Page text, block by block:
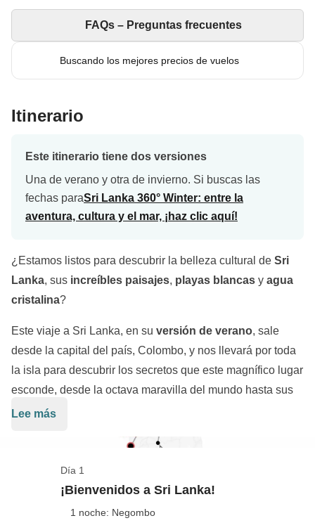
Buscando los mejores precios de vuelos
FAQs – Preguntas frecuentes
Itinerario
Este itinerario tiene dos versiones
Una de verano y otra de invierno. Si buscas las
fechas paraSri Lanka 360° Winter: entre la
aventura, cultura y el mar, ¡haz clic aquí!
¿Estamos listos para descubrir la belleza cultural de Sri
Lanka, sus increíbles paisajes, playas blancas y agua
cristalina?
Este viaje a Sri Lanka, en su versión de verano, sale
desde la capital del país, Colombo, y nos llevará por toda
la isla para descubrir los secretos que este magnífico lugar
esconde, desde la octava maravilla del mundo hasta sus
maravillosas playas. Atravesaremos
preciosos yacimientos arqueológicos de
DambullaySigiriya
bajo el sol en los alrededores deTrincomalee
Un viaje inolvidable por la "lágrima de la India"
conmovedoras tradiciones religiosas. Será un viaje tan
único que querremos captar cada momento con nuestra
Lee más
Día 1
¡Bienvenidos a Sri Lanka!
1 noche: Negombo